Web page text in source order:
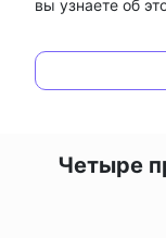
вы узнаете об
Четыре